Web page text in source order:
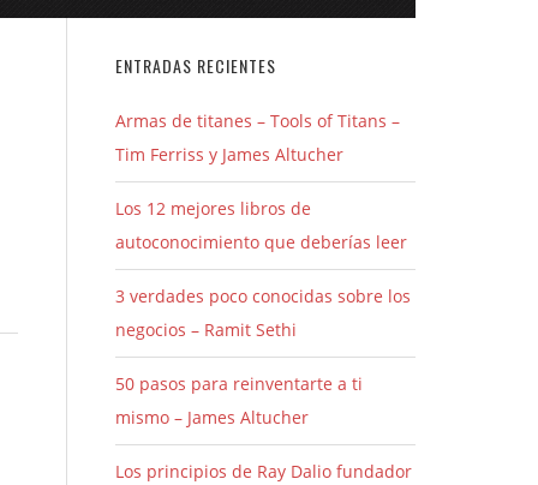
ENTRADAS RECIENTES
Armas de titanes – Tools of Titans –
Tim Ferriss y James Altucher
Los 12 mejores libros de
autoconocimiento que deberías leer
3 verdades poco conocidas sobre los
negocios – Ramit Sethi
50 pasos para reinventarte a ti
mismo – James Altucher
Los principios de Ray Dalio fundador